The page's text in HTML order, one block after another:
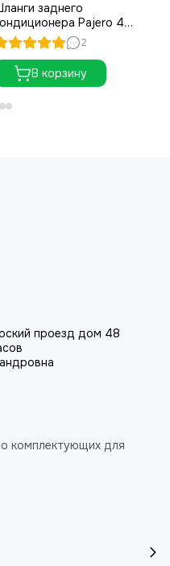
заднего
Pajero 4
330см,
2
В корзину
проезд дом 48
комплектующих для